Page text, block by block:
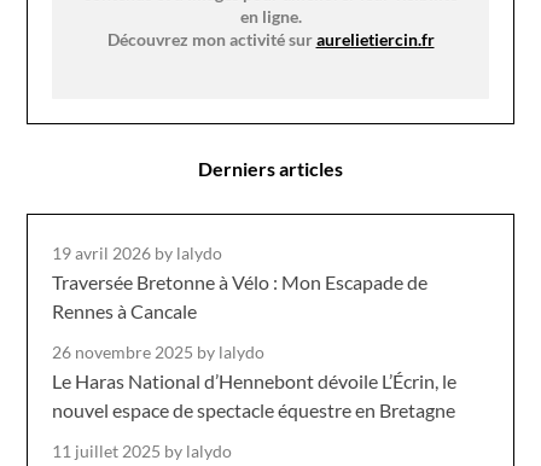
en ligne.
Découvrez mon activité suraurelietiercin.fr
Derniers articles
19 avril 2026 by lalydo
Traversée Bretonne à Vélo : Mon Escapade de
Rennes à Cancale
26 novembre 2025 by lalydo
Le Haras National d’Hennebont dévoile L’Écrin, le
nouvel espace de spectacle équestre en Bretagne
11 juillet 2025 by lalydo